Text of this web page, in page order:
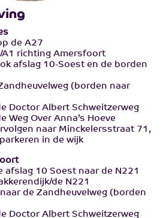
de A27
A1 richting Amersfoort
afslag 10-Soest en de borden
(borden naar
Doctor Albert Schweitzerweg
Weg Over Anna’s Hoeve
naar Minckelersstraat 71,
in de wijk
afslag 10 Soest naar de N221
de N221
de Zandheuvelweg (borden
Doctor Albert Schweitzerweg